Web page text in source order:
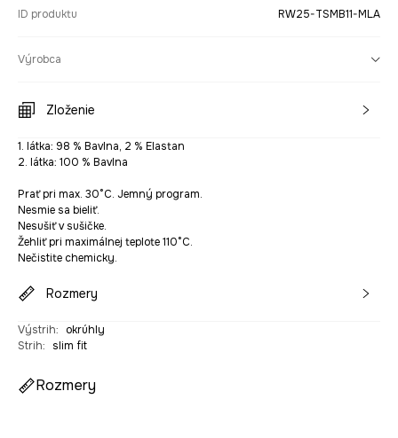
ID produktu RW25-TSMB11-MLA
Výrobca
Zloženie
1. látka: 98 % Bavlna, 2 % Elastan
2. látka: 100 % Bavlna
Prať pri max. 30°C. Jemný program.
Nesmie sa bieliť.
Nesušiť v sušičke.
Žehliť pri maximálnej teplote 110°C.
Nečistite chemicky.
Rozmery
Výstrih:
okrúhly
Strih: slim fit
Rozmery